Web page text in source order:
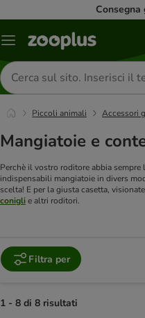
Overview
Cerca
prodotti
Piccoli animali Accessori
Mangiatoie e
Perchè il vostro roditore abbia
indispensabili mangiatoie in divers
scelta! E per la giusta casetta,
coniglie altri roditori.
Filtra per
1 - 8 di 8 risultati